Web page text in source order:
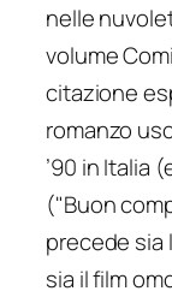
nelle
volume
citazione
romanzo
’90 in Italia
("Buon
precede sia
sia il film